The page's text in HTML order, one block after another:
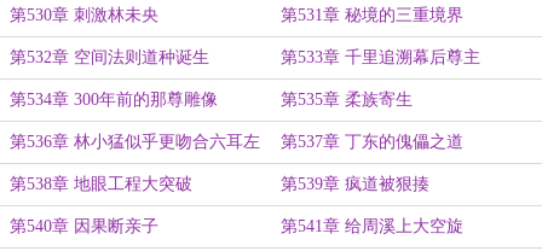
第530章 刺激林未央 第531章 秘境的三重境界
第532章 空间法则道种诞生 第533章 千里追溯幕后尊主
第534章 300年前的那尊雕像 第535章 柔族寄生
第536章 林小猛似乎更吻合六耳左
执的设定
第537章 丁东的傀儡之道
第538章 地眼工程大突破 第539章 疯道被狠揍
第540章 因果断亲子 第541章 给周溪上大空旋